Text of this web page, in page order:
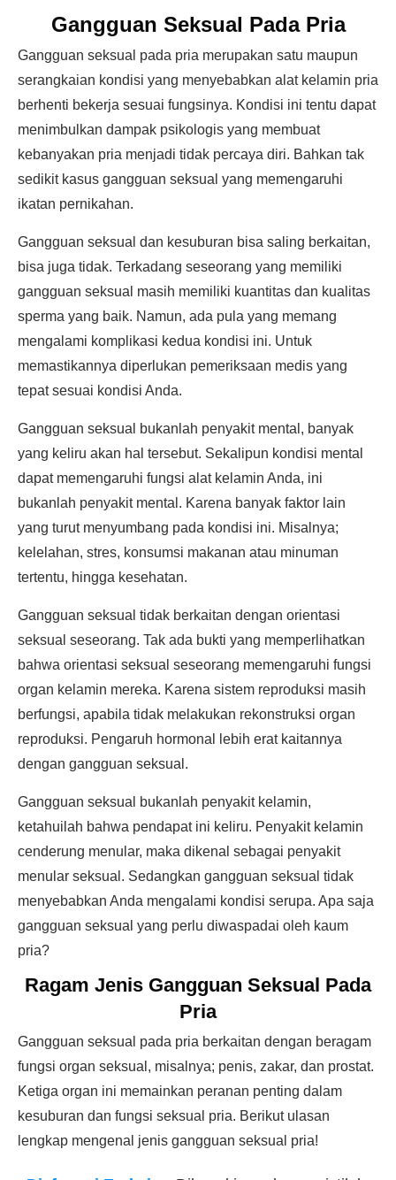
Gangguan Seksual Pada Pria
Gangguan seksual pada pria merupakan satu maupun
serangkaian kondisi yang menyebabkan alat kelamin pria
berhenti bekerja sesuai fungsinya. Kondisi ini tentu dapat
menimbulkan dampak psikologis yang membuat
kebanyakan pria menjadi tidak percaya diri. Bahkan tak
sedikit kasus gangguan seksual yang memengaruhi
ikatan pernikahan.
Gangguan seksual dan kesuburan bisa saling berkaitan,
bisa juga tidak. Terkadang seseorang yang memiliki
gangguan seksual masih memiliki kuantitas dan kualitas
sperma yang baik. Namun, ada pula yang memang
mengalami komplikasi kedua kondisi ini. Untuk
memastikannya diperlukan pemeriksaan medis yang
tepat sesuai kondisi Anda.
Gangguan seksual bukanlah penyakit mental, banyak
yang keliru akan hal tersebut. Sekalipun kondisi mental
dapat memengaruhi fungsi alat kelamin Anda, ini
bukanlah penyakit mental. Karena banyak faktor lain
yang turut menyumbang pada kondisi ini. Misalnya;
kelelahan, stres, konsumsi makanan atau minuman
tertentu, hingga kesehatan.
Gangguan seksual tidak berkaitan dengan orientasi
seksual seseorang. Tak ada bukti yang memperlihatkan
bahwa orientasi seksual seseorang memengaruhi fungsi
organ kelamin mereka. Karena sistem reproduksi masih
berfungsi, apabila tidak melakukan rekonstruksi organ
reproduksi. Pengaruh hormonal lebih erat kaitannya
dengan gangguan seksual.
Gangguan seksual bukanlah penyakit kelamin,
ketahuilah bahwa pendapat ini keliru. Penyakit kelamin
cenderung menular, maka dikenal sebagai penyakit
menular seksual. Sedangkan gangguan seksual tidak
menyebabkan Anda mengalami kondisi serupa. Apa saja
gangguan seksual yang perlu diwaspadai oleh kaum
pria?
Ragam Jenis Gangguan Seksual Pada
Pria
Gangguan seksual pada pria berkaitan dengan beragam
fungsi organ seksual, misalnya; penis, zakar, dan prostat.
Ketiga organ ini memainkan peranan penting dalam
kesuburan dan fungsi seksual pria. Berikut ulasan
lengkap mengenal jenis gangguan seksual pria!